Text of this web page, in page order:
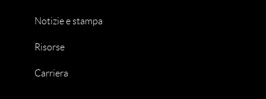
Notizie e stampa
Risorse
Carriera